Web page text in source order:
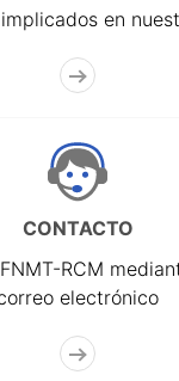
en
CONTACTO
RCM
electrónico